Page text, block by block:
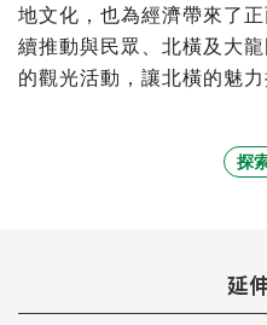
地文化，也為經濟帶來了
續推動與民眾、北橫及大
的觀光活動，讓北橫的魅力
探
延